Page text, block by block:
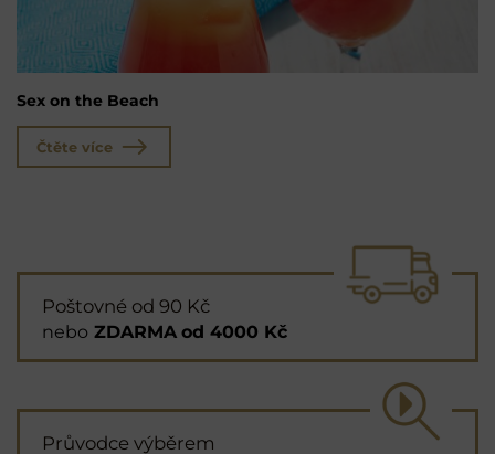
Sex on the Beach
Čtěte více
Poštovné od 90 Kč
nebo ZDARMA od 4000 Kč
Průvodce výběrem